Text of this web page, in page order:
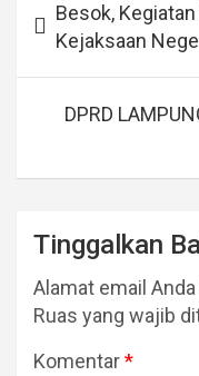
posBesok,
Kejaksaan
DPRD
Tinggalkan
Alamat email
Ruas yang wajib
Komentar*